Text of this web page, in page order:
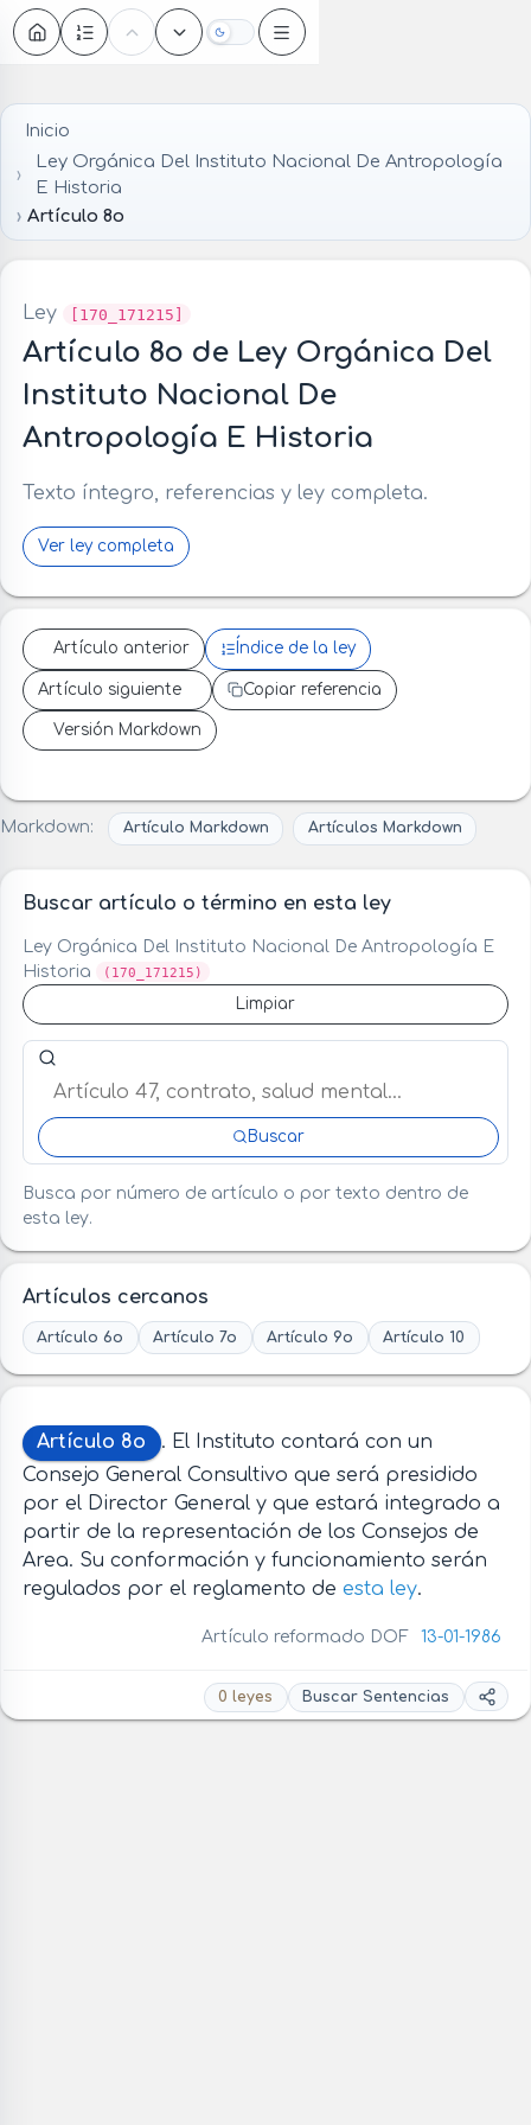
Oscuro
Inicio
Ley Orgánica Del Instituto Nacional De Antropología
E Historia
Artículo 8o
Ley [170_171215]
Artículo 8o de Ley Orgánica Del
Instituto Nacional De
Antropología E Historia
Texto íntegro, referencias y ley completa.
Ver ley completa
Artículo anterior Índice de la ley
Artículo siguiente Copiar referencia
Versión Markdown
Markdown: Artículo Markdown Artículos Markdown
Buscar artículo o término en esta ley
Ley Orgánica Del Instituto Nacional De Antropología E
Historia
(170_171215)
Limpiar
Buscar artículo o término en esta ley
Buscar
Busca por número de artículo o por texto dentro de
esta ley.
Artículos cercanos
Artículo 6o Artículo 7o Artículo 9o Artículo 10
Artículo 8o
. El Instituto contará con un
Consejo General Consultivo que será presidido
por el Director General y que estará integrado a
partir de la representación de los Consejos de
Area. Su conformación y funcionamiento serán
regulados por el reglamento de esta ley.
Artículo reformado DOF 13-01-1986
0 leyes Buscar Sentencias